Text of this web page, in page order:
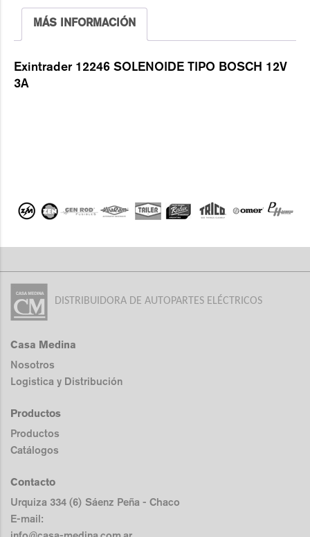
MÁS INFORMACIÓN
Exintrader 12246 SOLENOIDE TIPO BOSCH 12V
3A
DISTRIBUIDORA DE AUTOPARTES ELÉCTRICOS
Casa Medina
Nosotros
Logistica y Distribución
Productos
Productos
Catálogos
Contacto
Urquiza 334 (6) Sáenz Peña - Chaco
E-mail: